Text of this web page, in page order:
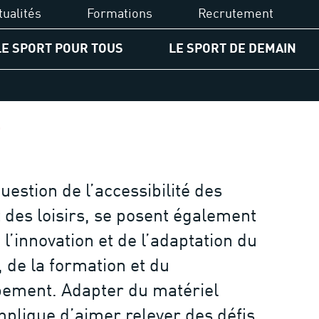
Formations
Formations
Recrutement
SPORT POUR TOUS
égalité des chances
solidaires
LE SPORT DE DEMAIN
de l’accessibilité des
loisirs, se posent également
et de l’adaptation du
de la formation et du
Adapter du matériel